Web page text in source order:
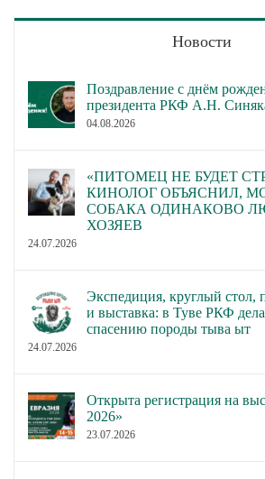
Новости
Поздравление с днём
президента РКФ А.Н.
04.08.2026
«ПИТОМЕЦ НЕ БУДЕТ
КИНОЛОГ ОБЪЯСНИЛ,
СОБАКА ОДИНАКОВО
ХОЗЯЕВ
24.07.2026
Экспедиция, круглый стол,
и выставка: в Туве РКФ
спасению породы тыва ыт
24.07.2026
Открыта регистрация на
2026»
23.07.2026